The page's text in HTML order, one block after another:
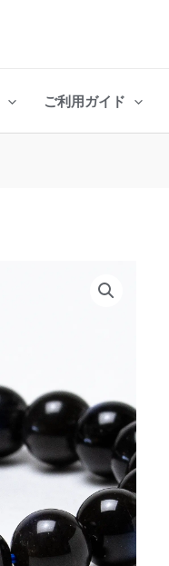
ご利用ガイド